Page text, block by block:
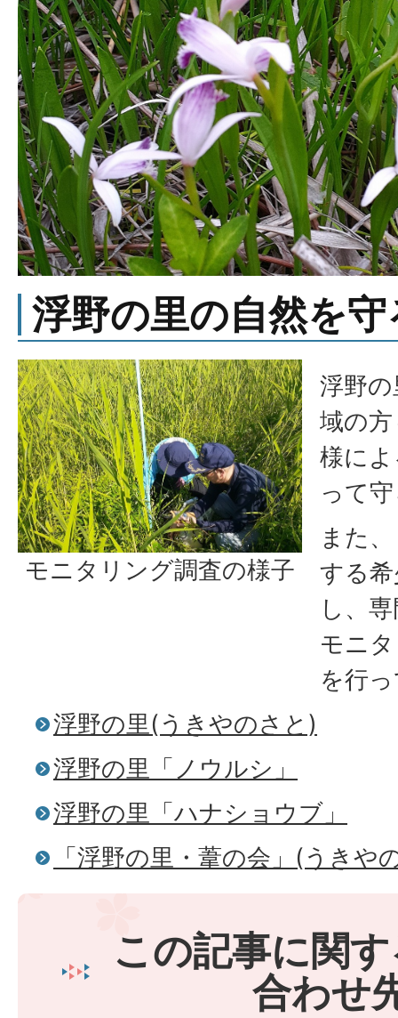
浮野の里の自然を守
モニタリング調査の様子
浮野
域の
様に
って
また
する
し、
モニ
を行
浮野の里(うきやのさと)
浮野の里「ノウルシ」
浮野の里「ハナショウブ」
「浮野の里・葦の会」(うきや
この記事に関
合わせ